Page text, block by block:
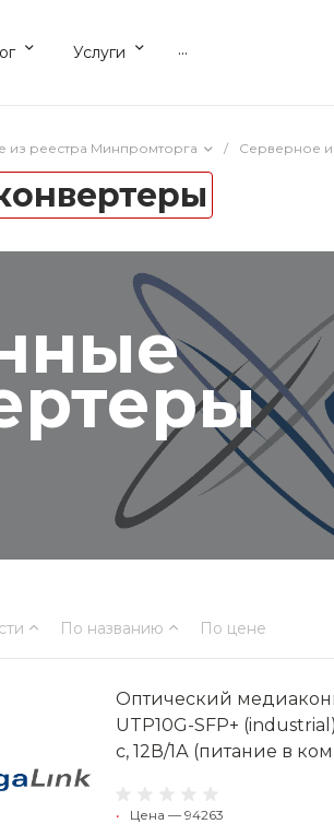
Услуги ...
из реестра Минпромторга / Серверное и
По названию По цене
Оптический
UTP10G-SFP+
с, 12В/1А (питание в
• Цена — 94263